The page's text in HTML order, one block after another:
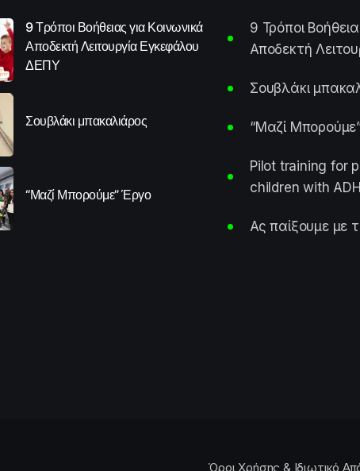
9 Τρόποι Βοήθειας για Κοινωνικά
Αποδεκτή Λειτουργία Εγκεφάλου
ΔΕΠΥ
Σουβλάκι μπακαλιάρος
“Μαζί Μπορούμε” Έργο
9 Τρόποι
Αποδεκτή
Σουβλάκι
“Μαζί
Pilot training for
children with
Ας παίξουμε με
Όροι Χρήσης & Ιδιωτικό